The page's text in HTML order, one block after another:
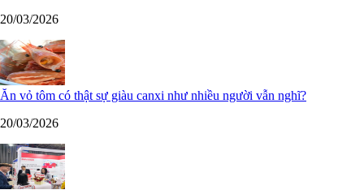
20/03/2026
Ăn vỏ tôm có thật sự giàu canxi như nhiều người vẫn nghĩ?
20/03/2026